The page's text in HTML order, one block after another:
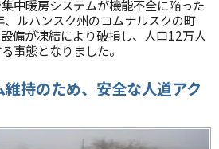
中暖房システムが機能不全に陥った
ルハンスク州のコムナルスクの町
備が凍結により破損し、人口12万人
事態となりました。
持のため、安全な人道アク